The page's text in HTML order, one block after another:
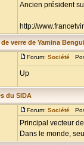
Ancien président
http://
verre de Yamina
Forum: Société
Up
du SIDA
Forum: Société
Principal vecteur
Dans le monde,